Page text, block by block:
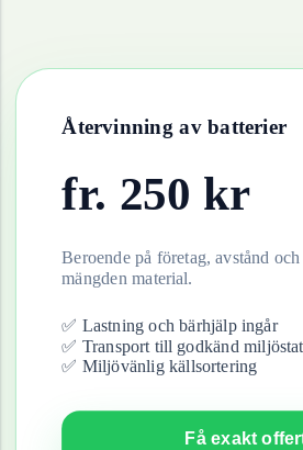
Återvinning av batterier
fr. 250 kr
Beroende på företag, avstånd
mängden material.
✅ Lastning och bärhjälp ingår
✅ Transport till godkänd
✅ Miljövänlig källsortering
Få exakt